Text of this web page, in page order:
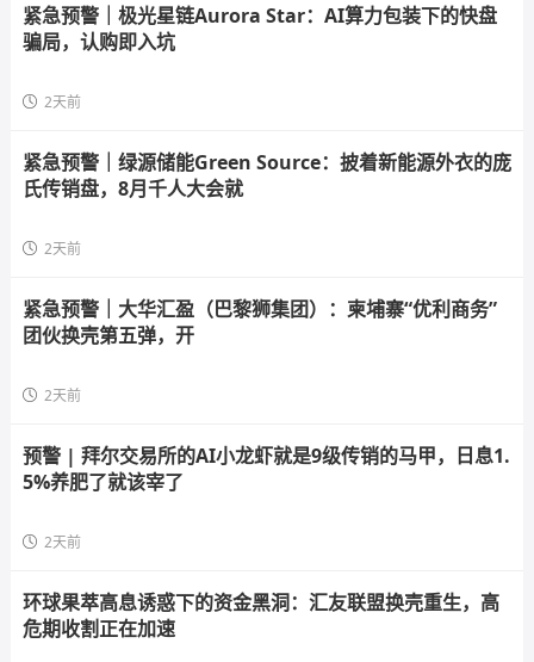
紧急预警｜极光星链Aurora Star：AI算力包装下的快盘
骗局，认购即入坑
2天前
紧急预警｜绿源储能Green Source：披着新能源外衣的庞
氏传销盘，8月千人大会就
2天前
紧急预警｜大华汇盈（巴黎狮集团）：柬埔寨“优利商务”
团伙换壳第五弹，开
2天前
预警 | 拜尔交易所的AI小龙虾就是9级传销的马甲，日息1.
5%养肥了就该宰了
2天前
环球果萃高息诱惑下的资金黑洞：汇友联盟换壳重生，高
危期收割正在加速